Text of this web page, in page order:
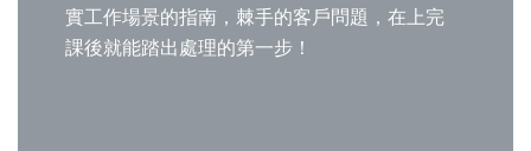
實工作場景的指南，棘手的客戶問題，在上完
課後就能踏出處理的第一步！